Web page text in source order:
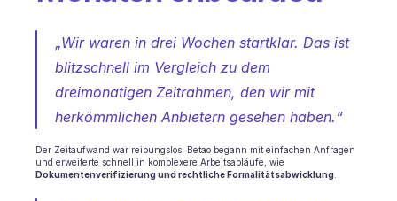
„Wir waren in drei Wochen startklar. Das ist
blitzschnell im Vergleich zu dem
dreimonatigen Zeitrahmen, den wir mit
herkömmlichen Anbietern gesehen haben.“
Der Zeitaufwand war reibungslos. Betao begann mit einfachen Anfragen
Dokumentenverifizierung und rechtliche Formalitätsabwicklung